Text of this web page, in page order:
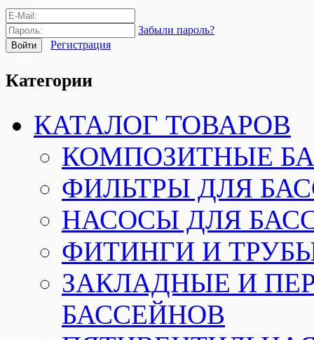
Забыли пароль?
Регистрация
Категории
КАТАЛОГ ТОВАРОВ
КОМПОЗИТНЫЕ
ФИЛЬТРЫ ДЛЯ
НАСОСЫ ДЛЯ
ФИТИНГИ И
ЗАКЛАДНЫЕ И
БАССЕЙНОВ